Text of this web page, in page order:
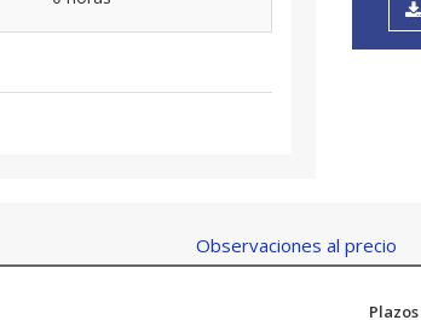
Observaciones al precio
Plazos